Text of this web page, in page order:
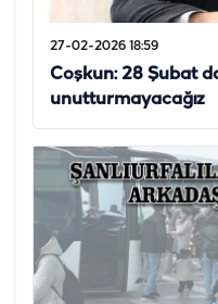
27-02-2026 18:59
Coşkun: 28 Şubat
unutturmayacağız